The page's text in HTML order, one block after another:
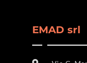
EMAD srl